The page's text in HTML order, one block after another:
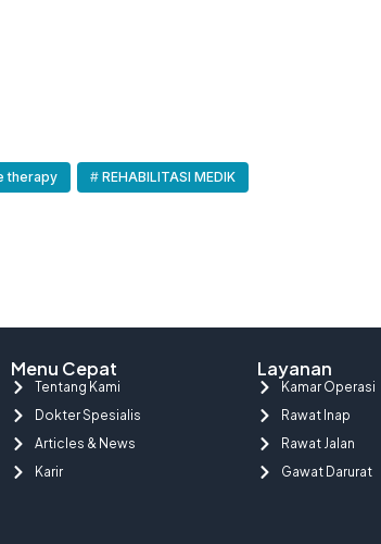
therapy REHABILITASI MEDIK
Menu Cepat
Tentang Kami
Dokter Spesialis
Articles & News
Karir
Layanan
Kamar Operasi
Rawat Inap
Rawat Jalan
Gawat Darurat